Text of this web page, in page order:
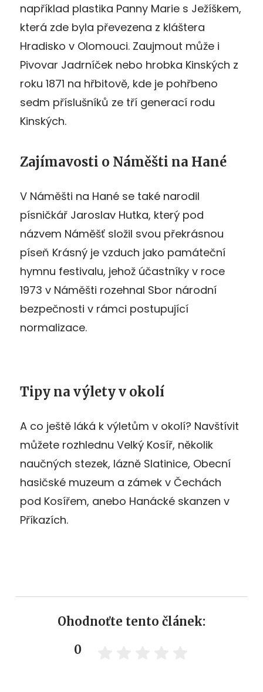
například plastika Panny Marie s Ježíškem,
která zde byla převezena z kláštera
Hradisko v Olomouci. Zaujmout může i
Pivovar Jadrníček nebo hrobka Kinských z
roku 1871 na hřbitově, kde je pohřbeno
sedm příslušníků ze tří generací rodu
Kinských.
Zajímavosti o Náměšti na Hané
V Náměšti na Hané se také narodil
písničkář Jaroslav Hutka, který pod
názvem Náměšť složil svou překrásnou
píseň Krásný je vzduch jako památeční
hymnu festivalu, jehož účastníky v roce
1973 v Náměšti rozehnal Sbor národní
bezpečnosti v rámci postupující
normalizace.
Tipy na výlety v okolí
A co ještě láká k výletům v okolí? Navštívit
můžete rozhlednu Velký Kosíř, několik
naučných stezek, lázně Slatinice, Obecní
hasičské muzeum a zámek v Čechách
pod Kosířem, anebo Hanácké skanzen v
Příkazích.
Ohodnoťte tento článek:
0